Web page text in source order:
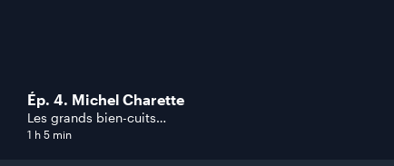
Ép. 4. Michel Charette
Les grands bien-cuits
Comédiha!
1 h 5 min